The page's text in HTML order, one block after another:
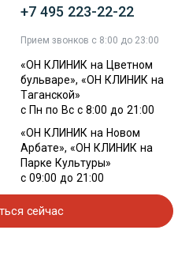
+7 495 223-22-22
Прием звонков с 8:00 до 23:00
«ОН КЛИНИК на Цветном
бульваре», «ОН КЛИНИК на
Таганской»
с Пн по Вс с 8:00 до 21:00
«ОН КЛИНИК на Новом
Арбате», «ОН КЛИНИК на
Парке Культуры»
с 09:00 до 21:00
сейчас